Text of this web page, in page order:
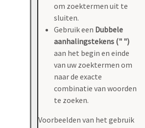
om zoektermen uit te
sluiten.
Gebruik een Dubbele
aanhalingstekens (" ")
aan het begin en einde
van uw zoektermen om
naar de exacte
combinatie van woorden
te zoeken.
Voorbeelden van het gebruik